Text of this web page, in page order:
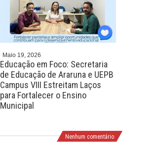
Maio 19, 2026
Educação em Foco: Secretaria
de Educação de Araruna e UEPB
Campus VIII Estreitam Laços
para Fortalecer o Ensino
Municipal
v
Nenhum comentário